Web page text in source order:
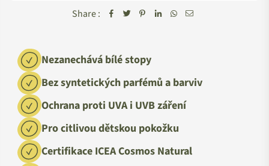
Share :
Nezanechává bílé stopy
Bez syntetických parfémů a barviv
Ochrana proti UVA i UVB záření
Pro citlivou dětskou pokožku
Certifikace ICEA Cosmos Natural